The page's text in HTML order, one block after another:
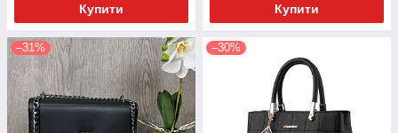
Купити Купити
–31% –30%